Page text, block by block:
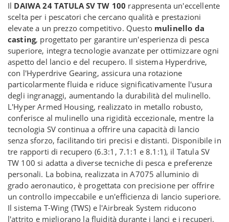
Il DAIWA 24 TATULA SV TW 100 rappresenta un'eccellente
scelta per i pescatori che cercano qualità e prestazioni
elevate a un prezzo competitivo. Questo mulinello da
casting, progettato per garantire un'esperienza di pesca
superiore, integra tecnologie avanzate per ottimizzare ogni
aspetto del lancio e del recupero. Il sistema Hyperdrive,
con l'Hyperdrive Gearing, assicura una rotazione
particolarmente fluida e riduce significativamente l'usura
degli ingranaggi, aumentando la durabilità del mulinello.
L'Hyper Armed Housing, realizzato in metallo robusto,
conferisce al mulinello una rigidità eccezionale, mentre la
tecnologia SV continua a offrire una capacità di lancio
senza sforzo, facilitando tiri precisi e distanti. Disponibile in
tre rapporti di recupero (6.3:1, 7.1:1 e 8.1:1), il Tatula SV
TW 100 si adatta a diverse tecniche di pesca e preferenze
personali. La bobina, realizzata in A7075 alluminio di
grado aeronautico, è progettata con precisione per offrire
un controllo impeccabile e un'efficienza di lancio superiore.
Il sistema T-Wing (TWS) e l'Airbreak System riducono
l'attrito e migliorano la fluidità durante i lanci e i recuperi.